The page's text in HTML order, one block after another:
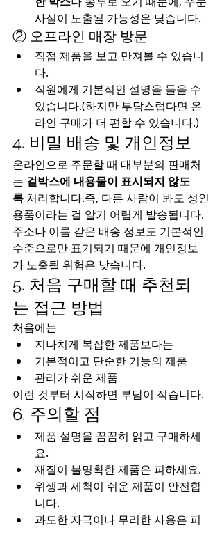
사실이 노출될 가능성은 낮습니다.
② 오프라인 매장 방문
직접 제품을 보고 만져볼 수 있습니
다.
직원에게 기본적인 설명을 들을 수
있습니다.(하지만 부담스럽다면 온
라인 구매가 더 편할 수 있습니다.)
4. 비밀 배송 및 개인정보
온라인으로 주문할 때 대부분의 판매처
는 겉박스에 내용물이 표시되지 않도
록 처리합니다.즉, 다른 사람이 봐도 성인
용품이라는 걸 알기 어렵게 발송됩니다.
주소나 이름 같은 배송 정보도 기본적인
수준으로만 표기되기 때문에 개인정보
가 노출될 위험은 낮습니다.
5. 처음 구매할 때 추천되
는 접근 방법
처음에는
지나치게 복잡한 제품보다는
기본적이고 단순한 기능의 제품
관리가 쉬운 제품
이런 것부터 시작하면 부담이 적습니다.
6. 주의할 점
제품 설명을 꼼꼼히 읽고 구매하세
요.
재질이 불명확한 제품은 피하세요.
위생과 세척이 쉬운 제품이 안전합
니다.
과도한 자극이나 무리한 사용은 피